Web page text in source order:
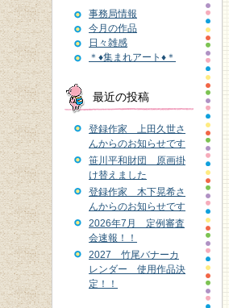
事務局情報
今月の作品
日々雑感
＊♦集まれアート♦＊
最近の投稿
登録作家 上田久世さ
んからのお知らせです
笹川平和財団 原画掛
け替えました
登録作家 木下晃希さ
んからのお知らせです
2026年7月 定例審査
会速報！！
2027 竹尾バナーカ
レンダー 使用作品決
定！！